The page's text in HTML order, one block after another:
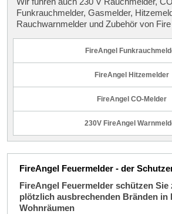
Funkrauchmelder, Gasmelder,
Rauchwarnmelder und Zubehör von Fire
FireAngel
FireAngel Hitzemelder
FireAngel CO-Melder
230V FireAngel
FireAngel Feuermelder - der
FireAngel Feuermelder schützen
plötzlich ausbrechenden Bränden in
Wohnräumen